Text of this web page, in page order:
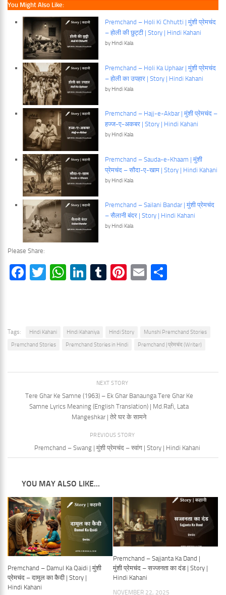
You Might Also Like:
Premchand – Holi Ki Chhutti | मुंशी प्रेमचंद
– होली की छुट्टी | Story | Hindi Kahani
by Hindi Kala
Premchand – Holi Ka Uphaar | मुंशी प्रेमचंद
– होली का उपहार | Story | Hindi Kahani
by Hindi Kala
Premchand – Hajj-e-Akbar | मुंशी प्रेमचंद –
हज्ज-ए-अकबर | Story | Hindi Kahani
by Hindi Kala
Premchand – Sauda-e-Khaam | मुंशी
प्रेमचंद – सौदा-ए-खाम | Story | Hindi Kahani
by Hindi Kala
Premchand – Sailani Bandar | मुंशी प्रेमचंद
– सैलानी बंदर | Story | Hindi Kahani
by Hindi Kala
Please Share:
Facebook
TwitterWhatsApp
LinkedIn
Tumblr
Pinterest
Email
Tags: Hindi Kahani Hindi Kahaniya Hindi Story
Munshi Premchand Stories
Premchand Stories
Premchand Stories in Hindi Premchand | प्रेमचंद (Writer)
NEXT STORY
Tere Ghar Ke Samne (1963) – Ek Ghar Banaunga Tere Ghar Ke
Samne Lyrics Meaning (English Translation) | Md.Rafi, Lata
Mangeshkar | तेरे घर के सामने
PREVIOUS STORY
Premchand – Swang | मुंशी प्रेमचंद – स्वांग | Story | Hindi Kahani
YOU MAY ALSO LIKE...
Premchand – Damul Ka Qaidi | मुंशी
प्रेमचंद – दामुल का कैदी | Story |
Hindi Kahani
Premchand – Sajjanta Ka Dand |
मुंशी प्रेमचंद – सज्जनता का दंड | Story |
Hindi Kahani
NOVEMBER 22, 2025